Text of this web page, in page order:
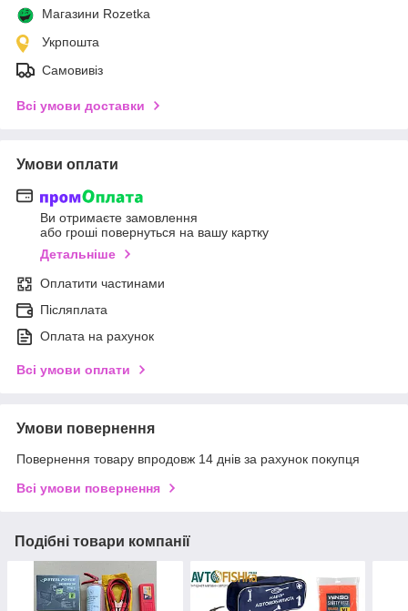
Магазини Rozetka
Укрпошта
Самовивіз
Всі умови доставки
Умови оплати
Ви отримаєте замовлення
або гроші повернуться на вашу картку
Детальніше
Оплатити частинами
Післяплата
Оплата на рахунок
Всі умови оплати
Умови повернення
Повернення товару впродовж 14 днів за рахунок покупця
Всі умови повернення
Подібні товари компанії